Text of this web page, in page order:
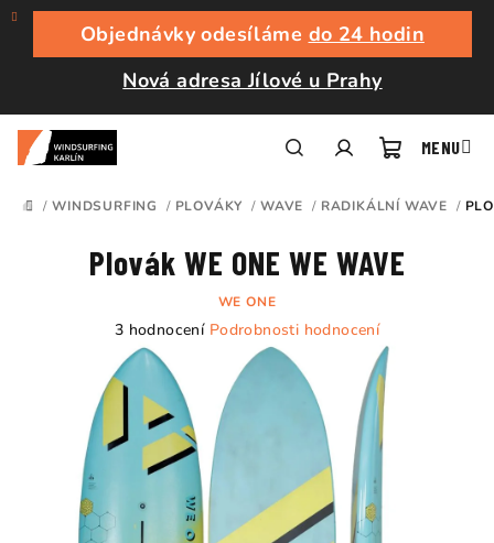
Přejít
obsah
Objednávky odesíláme do 24 hodin
Nová adresa Jílové u Prahy
košík
DOMŮ
/ WINDSURFING / PLOVÁKY / WAVE / RADIKÁLNÍ WAVE /
Plovák WE ONE WE WAVE
WE ONE
Průměrné
hodnocení
produktu
z
hvězdiček.
3 hodnocení Podrobnosti hodnocení